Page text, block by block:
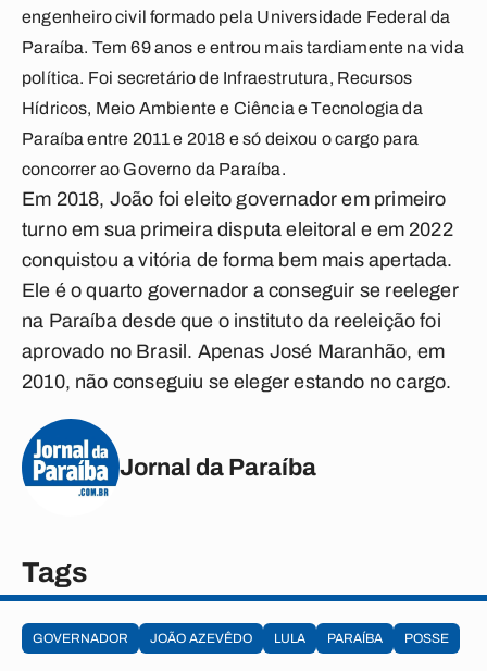
engenheiro civil formado pela Universidade Federal da
Paraíba. Tem 69 anos e entrou mais tardiamente na vida
política. Foi secretário de Infraestrutura, Recursos
Hídricos, Meio Ambiente e Ciência e Tecnologia da
Paraíba entre 2011 e 2018 e só deixou o cargo para
concorrer ao Governo da Paraíba.
Em 2018, João foi eleito governador em primeiro
turno em sua primeira disputa eleitoral e em 2022
conquistou a vitória de forma bem mais apertada.
Ele é o quarto governador a conseguir se reeleger
na Paraíba desde que o instituto da reeleição foi
aprovado no Brasil. Apenas José Maranhão, em
2010, não conseguiu se eleger estando no cargo.
Jornal da Paraíba
Tags
GOVERNADOR JOÃO AZEVÊDO LULA PARAÍBA POSSE